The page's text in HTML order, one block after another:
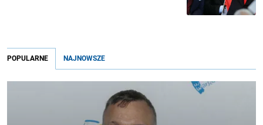
POPULARNE NAJNOWSZE